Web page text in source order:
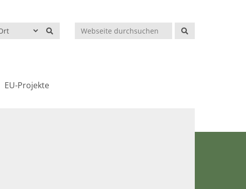
Suchen
EU-Projekte